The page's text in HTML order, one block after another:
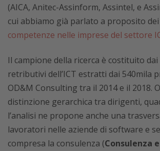
(AICA, Anitec-Assinform, Assintel, e
cui abbiamo già parlato a proposito dei
competenze nelle imprese del settore
Il campione della ricerca è costituito
retributivi dell’ICT estratti dai 540mila
OD&M Consulting tra il 2014 e il 2018.
distinzione gerarchica tra dirigenti,
l’analisi ne propone anche una
lavoratori nelle aziende di software e
compresa la consulenza (Consulenza